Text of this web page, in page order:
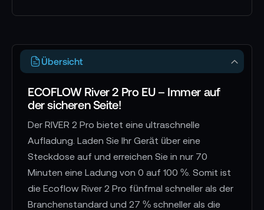
Übersicht
ECOFLOW River 2 Pro EU – Immer auf
der sicheren Seite!
Der RIVER 2 Pro bietet eine ultraschnelle
Aufladung. Laden Sie Ihr Gerät über eine
Steckdose auf und erreichen Sie in nur 70
Minuten eine Ladung von 0 auf 100 %. Somit ist
die Ecoflow River 2 Pro fünfmal schneller als der
Branchenstandard und 27 % schneller als die